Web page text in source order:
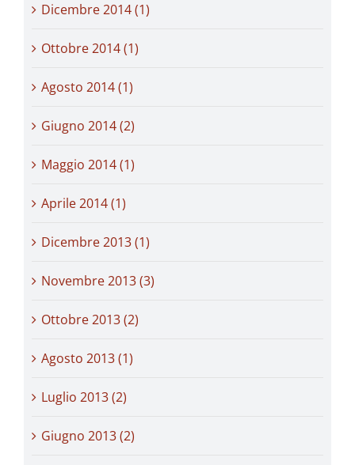
Dicembre 2014 (1)
Ottobre 2014 (1)
Agosto 2014 (1)
Giugno 2014 (2)
Maggio 2014 (1)
Aprile 2014 (1)
Dicembre 2013 (1)
Novembre 2013 (3)
Ottobre 2013 (2)
Agosto 2013 (1)
Luglio 2013 (2)
Giugno 2013 (2)